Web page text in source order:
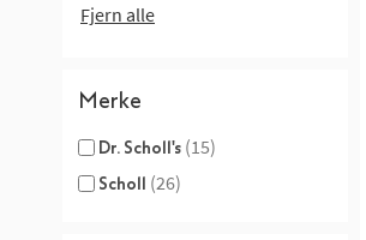
Fjern alle
Merke
Dr. Scholl's (15)
Scholl (26)